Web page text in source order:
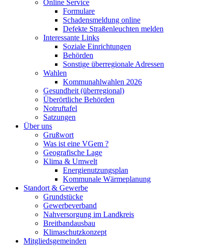
Online Service
Formulare
Schadensmeldung online
Defekte Straßenleuchten melden
Interessante Links
Soziale Einrichtungen
Behörden
Sonstige überregionale Adressen
Wahlen
Kommunahlwahlen 2026
Gesundheit (überregional)
Überörtliche Behörden
Notruftafel
Satzungen
Über uns
Grußwort
Was ist eine VGem ?
Geografische Lage
Klima & Umwelt
Energienutzungsplan
Kommunale Wärmeplanung
Standort & Gewerbe
Grundstücke
Gewerbeverband
Nahversorgung im Landkreis
Breitbandausbau
Klimaschutzkonzept
Mitgliedsgemeinden